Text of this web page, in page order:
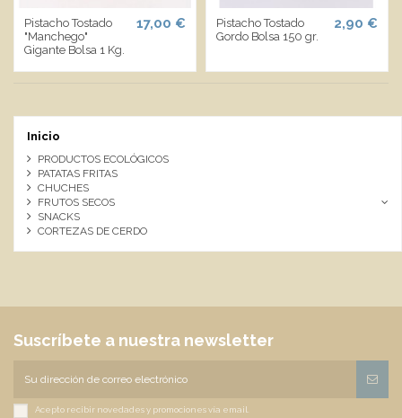
Pistacho Tostado
"Manchego"
Gigante Bolsa 1 Kg.
17,00 €
Pistacho Tostado
Gordo Bolsa 150 gr.
2,90 €
Inicio
PRODUCTOS ECOLÓGICOS
PATATAS FRITAS
CHUCHES
FRUTOS SECOS
SNACKS
CORTEZAS DE CERDO
Suscríbete a nuestra newsletter
Acepto recibir novedades y promociones vía email.